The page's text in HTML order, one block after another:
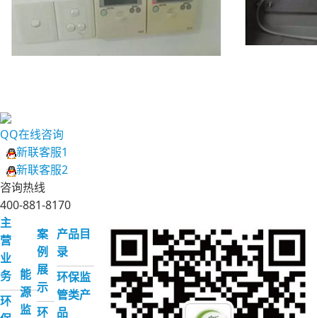
QQ在线咨询
新联客服1
新联客服2
咨询热线
400-881-8170
主
营
业
务
环
能
源
监
案
例
展
示
环
产品目
录
环保监
管类产
品